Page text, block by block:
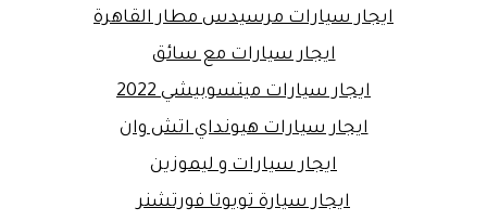
ايجار سيارات مرسيدس مطار القاهرة
ايجار سيارات مع سائق
ايجار سيارات ميتسوبيشي 2022
ايجار سيارات هيونداي اتش وان
ايجار سيارات و ليموزين
ايجار سيارة تويوتا فورتشنر